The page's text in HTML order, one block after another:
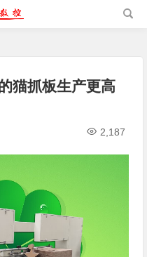
备|非标
备
猫抓板生产更高
2,187